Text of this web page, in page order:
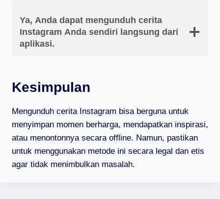
Ya, Anda dapat mengunduh cerita
Instagram Anda sendiri langsung dari
aplikasi.
Kesimpulan
Mengunduh cerita Instagram bisa berguna untuk
menyimpan momen berharga, mendapatkan inspirasi,
atau menontonnya secara offline. Namun, pastikan
untuk menggunakan metode ini secara legal dan etis
agar tidak menimbulkan masalah.